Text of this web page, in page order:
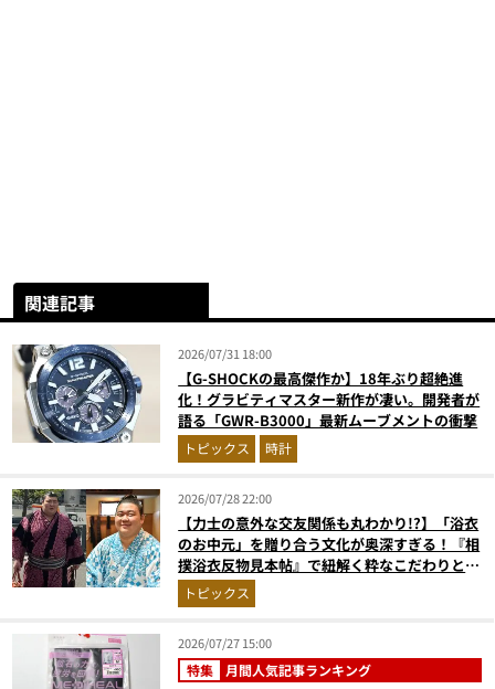
関連記事
2026/07/31 18:00
【G-SHOCKの最高傑作か】18年ぶり超絶進
化！グラビティマスター新作が凄い。開発者が
語る「GWR-B3000」最新ムーブメントの衝撃
トピックス 時計
2026/07/28 22:00
【力士の意外な交友関係も丸わかり!?】「浴衣
のお中元」を贈り合う文化が奥深すぎる！『相
撲浴衣反物見本帖』で紐解く粋なこだわりとと
っておきの1着
トピックス
2026/07/27 15:00
特集 月間人気記事ランキング